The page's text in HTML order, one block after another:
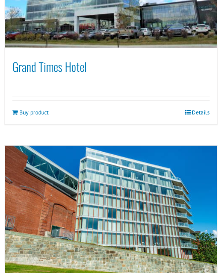
Grand Times Hotel
Buy product Details